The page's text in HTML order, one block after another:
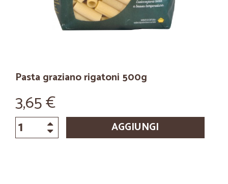
Pasta graziano rigatoni 500g
3,65 €
AGGIUNGI